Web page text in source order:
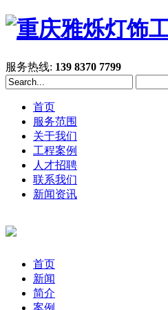
服务热线: 139 8370 7799
首页
服务范围
关于我们
工程案例
人才招聘
联系我们
新闻资讯
首页
新闻
简介
案例